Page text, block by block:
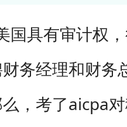
国具有审计权
务经理和财务
，考了aicpa